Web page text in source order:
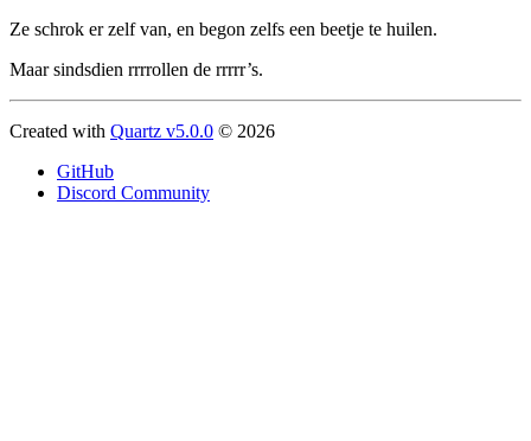
Ze schrok er zelf van, en begon zelfs een beetje te huilen.
Maar sindsdien rrrrollen de rrrrr’s.
Created with Quartz v5.0.0 © 2026
GitHub
Discord Community